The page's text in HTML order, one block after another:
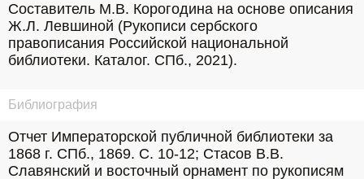
Составитель М.В. Корогодина на основе описания
Ж.Л. Левшиной (Рукописи сербского
правописания Российской национальной
библиотеки. Каталог. СПб., 2021).
Библиография
Отчет Императорской публичной библиотеки за
1868 г. СПб., 1869. С. 10-12; Стасов В.В.
Славянский и восточный орнамент по рукописям